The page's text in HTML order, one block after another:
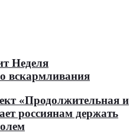
Неделя
вскармливания
«Продолжительная и
россиянам держать